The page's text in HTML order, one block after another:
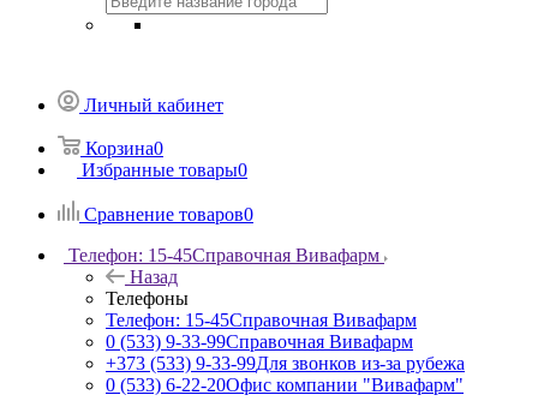
Личный кабинет
Корзина0
Избранные товары0
Сравнение товаров0
Телефон: 15-45Справочная Вивафарм
Назад
Телефоны
Телефон: 15-45Справочная Вивафарм
0 (533) 9-33-99Справочная Вивафарм
+373 (533) 9-33-99Для звонков из-за рубежа
0 (533) 6-22-20Офис компании "Вивафарм"